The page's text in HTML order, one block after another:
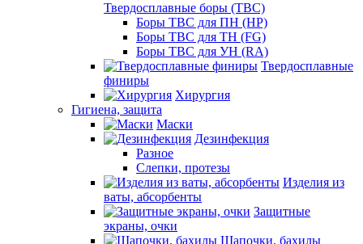
Твердосплавные боры (ТВС)
Боры ТВС для ПН (HP)
Боры ТВС для ТН (FG)
Боры ТВС для УН (RA)
Твердосплавные
финиры
Хирургия
Гигиена, защита
Маски
Дезинфекция
Разное
Слепки, протезы
Изделия из
ваты, абсорбенты
Защитные
экраны, очки
Шапочки, бахилы